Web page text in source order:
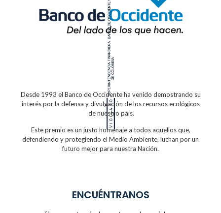
Desde 1993 el Banco de Occidenteha venido demostrando su
interés por la defensa y divulgación de los recursos ecológicos
de nuestro país.
Este premio es un justo homenaje a todosaquellos que,
defendiendo y protegiendo el Medio Ambiente, luchan por un
futuro mejor para nuestra Nación.
ENCUÉNTRANOS